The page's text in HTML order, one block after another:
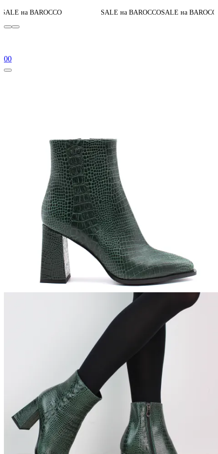
SALE на BAROCCOSALE на BAROCCOДо конца
00